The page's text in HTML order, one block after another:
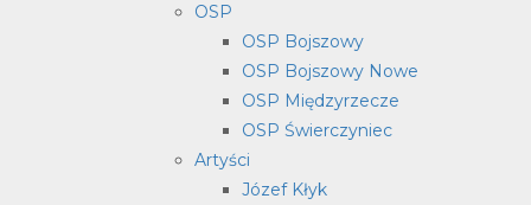
OSP
OSP Bojszowy
OSP Bojszowy Nowe
OSP Międzyrzecze
OSP Świerczyniec
Artyści
Józef Kłyk